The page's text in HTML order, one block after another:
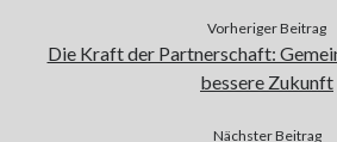
Vorheriger Beitrag
Die Kraft der Partnerschaft:
bessere Zukunft
Nächster Beitrag